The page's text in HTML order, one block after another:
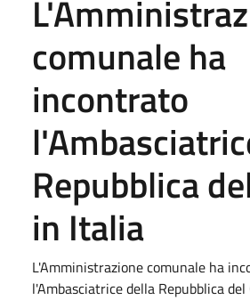
comunale ha
incontrato
Repubblica
in Italia
L'Amministrazione comunale ha
l'Ambasciatrice della Repubblica